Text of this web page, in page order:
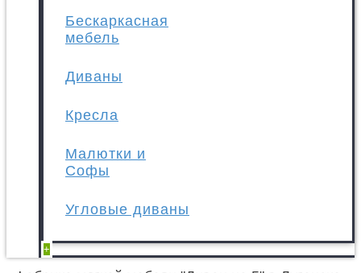
Бескаркасная
мебель
Диваны
Кресла
Малютки и
Софы
Угловые диваны
+